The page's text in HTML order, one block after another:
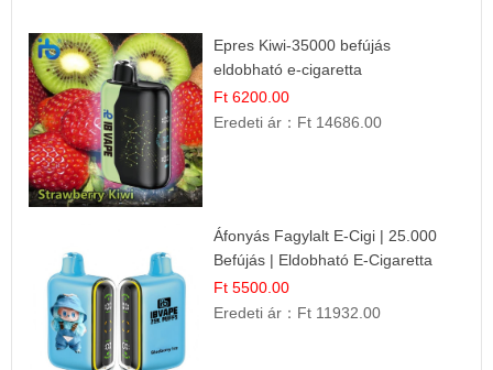
Epres Kiwi-35000 befújás
eldobható e-cigaretta
Ft 6200.00
Eredeti ár： Ft 14686.00
Áfonyás Fagylalt E-Cigi | 25.000
Befújás | Eldobható E-Cigaretta
Ft 5500.00
Eredeti ár： Ft 11932.00